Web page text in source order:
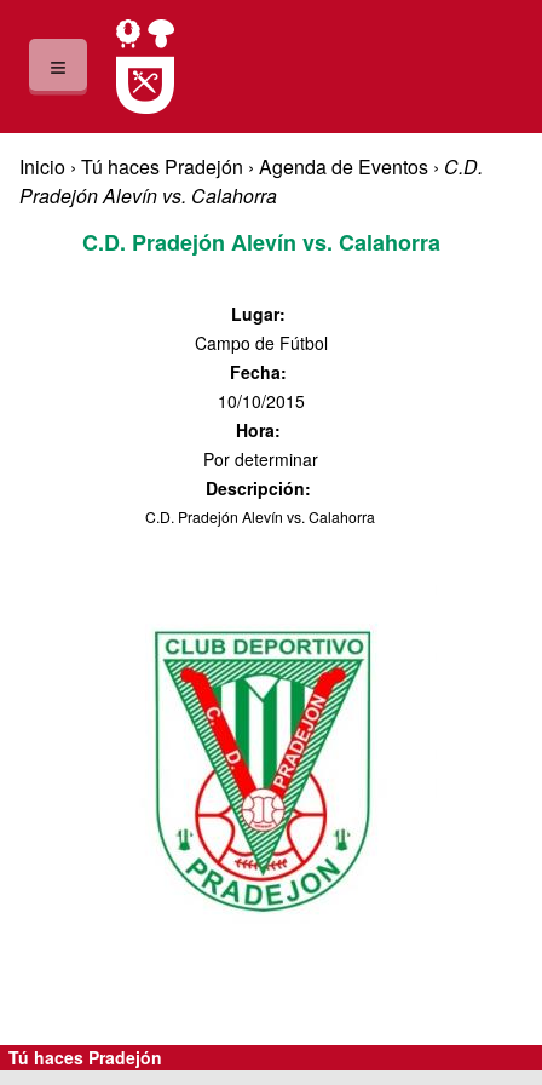
Pasar al contenido principal
≡
Usted está aquí
Inicio › Tú haces Pradejón › Agenda de Eventos › C.D.
Pradejón Alevín vs. Calahorra
Tú haces Pradejón
C.D. Pradejón Alevín vs. Calahorra
Lugar:
Campo de Fútbol
Fecha:
10/10/2015
Hora:
Por determinar
Descripción:
C.D. Pradejón Alevín vs. Calahorra